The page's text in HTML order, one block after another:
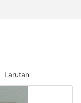
Larutan